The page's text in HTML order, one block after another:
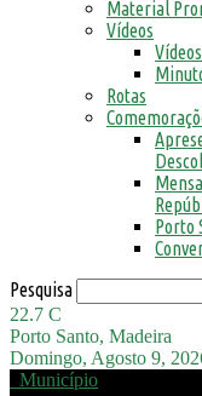
Material
Vídeos
Rotas
Porto
Pesquisa
22.7 C
Porto Santo, Madeira
Domingo, Agosto 9,
Município